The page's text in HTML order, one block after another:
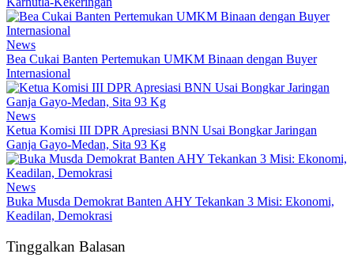
News
Bea Cukai Banten Pertemukan UMKM Binaan dengan Buyer
Internasional
News
Ketua Komisi III DPR Apresiasi BNN Usai Bongkar Jaringan
Ganja Gayo-Medan, Sita 93 Kg
News
Buka Musda Demokrat Banten AHY Tekankan 3 Misi: Ekonomi,
Keadilan, Demokrasi
Tinggalkan Balasan